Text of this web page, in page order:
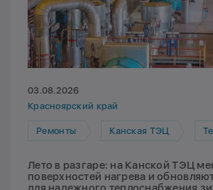
03.08.2026
Красноярский край
Ремонты Канская ТЭЦ
Лето в разгаре: на Канской ТЭЦ
поверхностей нагрева и